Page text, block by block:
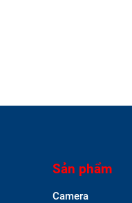
Sản phẩm
Camera